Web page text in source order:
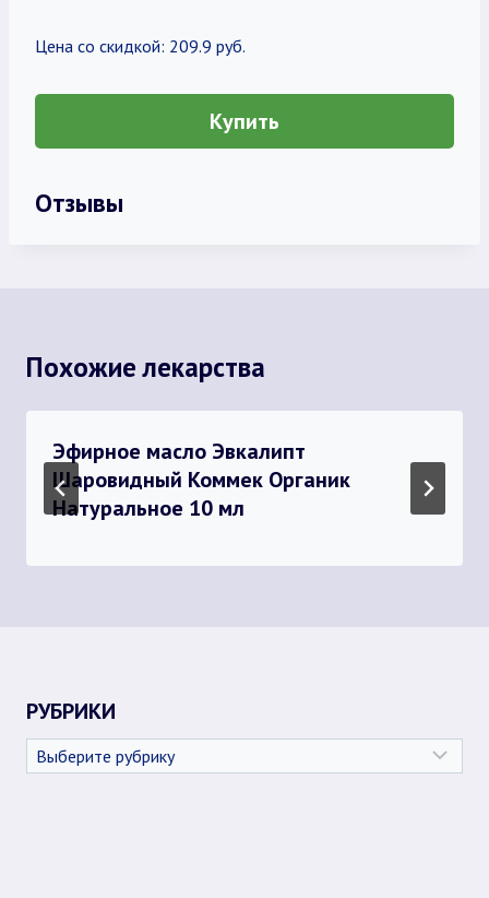
Цена со скидкой: 209.9 руб.
Купить
Отзывы
Похожие лекарства
Эфирное масло Эвкалипт
Шаровидный Коммек Органик
Натуральное 10 мл
РУБРИКИ
Рубрики